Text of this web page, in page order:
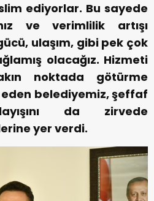
ediyorlar. Bu sayede
ve verimlilik artışı
ulaşım, gibi pek çok
olacağız. Hizmeti
noktada götürme
belediyemiz, şeffaf
da zirvede
yer verdi.